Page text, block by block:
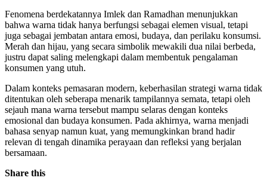
Fenomena berdekatannya Imlek dan Ramadhan menunjukkan
bahwa warna tidak hanya berfungsi sebagai elemen visual, tetapi
juga sebagai jembatan antara emosi, budaya, dan perilaku konsumsi.
Merah dan hijau, yang secara simbolik mewakili dua nilai berbeda,
justru dapat saling melengkapi dalam membentuk pengalaman
konsumen yang utuh.
Dalam konteks pemasaran modern, keberhasilan strategi warna tidak
ditentukan oleh seberapa menarik tampilannya semata, tetapi oleh
sejauh mana warna tersebut mampu selaras dengan konteks
emosional dan budaya konsumen. Pada akhirnya, warna menjadi
bahasa senyap namun kuat, yang memungkinkan brand hadir
relevan di tengah dinamika perayaan dan refleksi yang berjalan
bersamaan.
Share this